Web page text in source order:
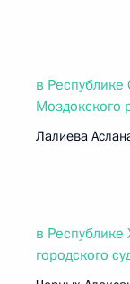
в Республике
Моздокского
Лалиева
в Республике
городского